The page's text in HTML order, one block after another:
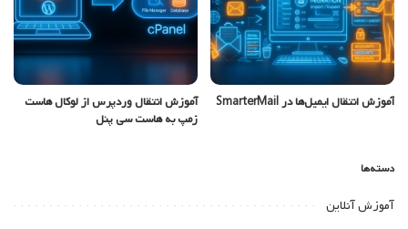
آموزش انتقال ایمیل‌ها در SmarterMail
آموزش انتقال وردپرس از لوکال هاست
زمپ به هاست سی پنل
دسته‌ها
آموزش آنلاین